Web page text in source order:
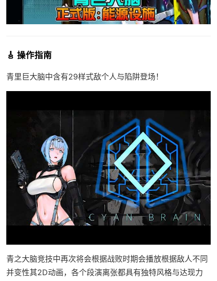
🎸 操作指南
青里巨大脑中含有29样式敌个人与陷阱登场！
青之大脑竞技中再次将会根据战败时期会播放根据敌人不同
并变性其2D动画，各个段演离张都具有独特风格与达现力